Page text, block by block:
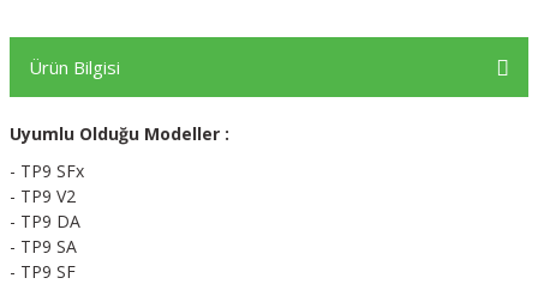
Ürün Bilgisi
Uyumlu Olduğu Modeller :
- TP9 SFx
- TP9 V2
- TP9 DA
- TP9 SA
- TP9 SF